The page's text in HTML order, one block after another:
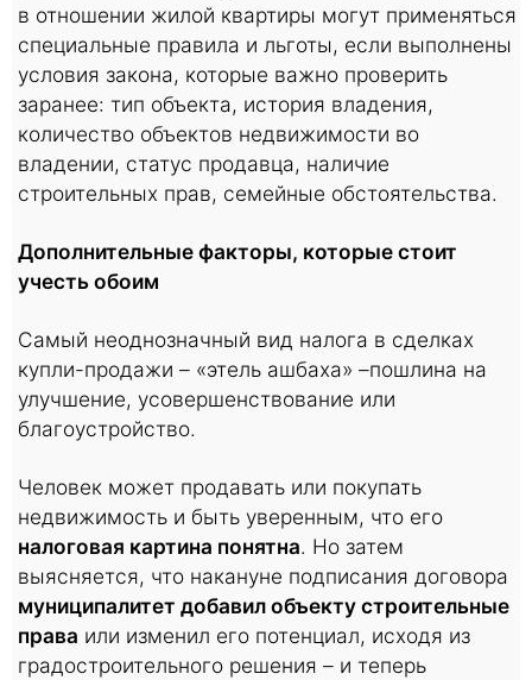
в отношении жилой квартиры могут применяться
специальные правила и льготы, если выполнены
условия закона, которые важно проверить
заранее: тип объекта, история владения,
количество объектов недвижимости во
владении, статус продавца, наличие
строительных прав, семейные обстоятельства.
Дополнительные факторы, которые стоит
учесть обоим
Самый неоднозначный вид налога в сделках
купли-продажи – «этель ашбаха» –пошлина на
улучшение, усовершенствование или
благоустройство.
Человек может продавать или покупать
недвижимость и быть уверенным, что его
налоговая картина понятна. Но затем
выясняется, что накануне подписания договора
муниципалитет добавил объекту строительные
права или изменил его потенциал, исходя из
градостроительного решения – и теперь